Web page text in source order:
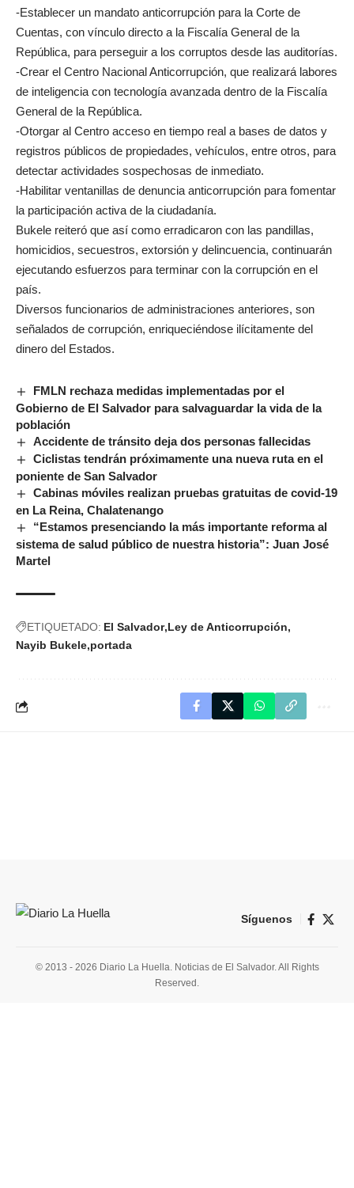
-Establecer un mandato anticorrupción para la Corte de
Cuentas, con vínculo directo a la Fiscalía General de la
República, para perseguir a los corruptos desde las auditorías.
-Crear el Centro Nacional Anticorrupción, que realizará labores
de inteligencia con tecnología avanzada dentro de la Fiscalía
General de la República.
-Otorgar al Centro acceso en tiempo real a bases de datos y
registros públicos de propiedades, vehículos, entre otros, para
detectar actividades sospechosas de inmediato.
-Habilitar ventanillas de denuncia anticorrupción para fomentar
la participación activa de la ciudadanía.
Bukele reiteró que así como erradicaron con las pandillas,
homicidios, secuestros, extorsión y delincuencia, continuarán
ejecutando esfuerzos para terminar con la corrupción en el
país.
Diversos funcionarios de administraciones anteriores, son
señalados de corrupción, enriqueciéndose ilícitamente del
dinero del Estados.
FMLN rechaza medidas implementadas por el
Gobierno de El Salvador para salvaguardar la vida de la
población
Accidente de tránsito deja dos personas fallecidas
Ciclistas tendrán próximamente una nueva ruta en el
poniente de San Salvador
Cabinas móviles realizan pruebas gratuitas de covid-19
en La Reina, Chalatenango
“Estamos presenciando la más importante reforma al
sistema de salud público de nuestra historia”: Juan José
Martel
ETIQUETADO: El Salvador Ley de Anticorrupción
Nayib Bukele portada
Síguenos
© 2013 - 2026 Diario La Huella. Noticias de El Salvador. All Rights
Reserved.